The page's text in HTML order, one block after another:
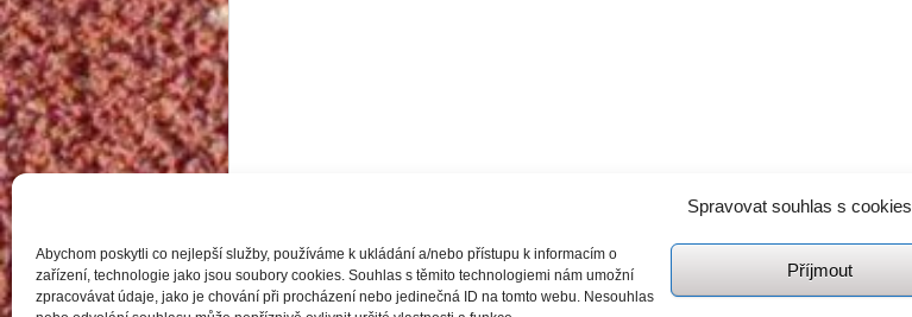
Spravovat souhlas s cookies
Abychom poskytli co nejlepší služby, používáme k ukládání a/nebo přístupu k informacím o
zařízení, technologie jako jsou soubory cookies. Souhlas s těmito technologiemi nám umožní
zpracovávat údaje, jako je chování při procházení nebo jedinečná ID na tomto webu. Nesouhlas
Příjmout